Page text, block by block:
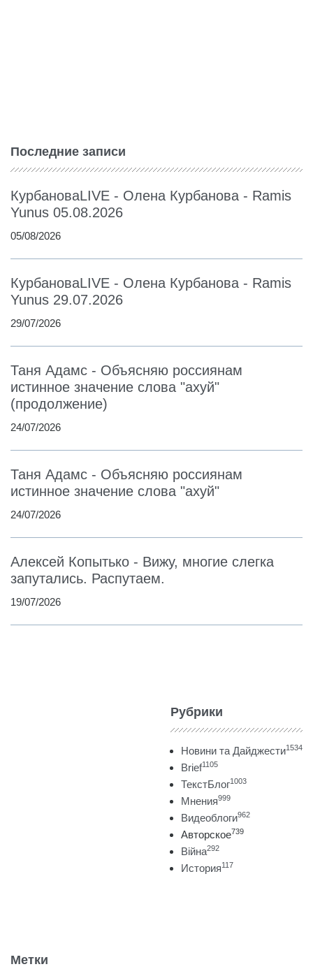
Последние записи
КурбановаLIVE - Олена Курбанова - Ramis
Yunus 05.08.2026
05/08/2026
КурбановаLIVE - Олена Курбанова - Ramis
Yunus 29.07.2026
29/07/2026
Таня Адамс - Объясняю россиянам
истинное значение слова "ахуй"
(продолжение)
24/07/2026
Таня Адамс - Объясняю россиянам
истинное значение слова "ахуй"
24/07/2026
Алексей Копытько - Вижу, многие слегка
запутались. Распутаем.
19/07/2026
Рубрики
Новини та Дайджести1534
Brief1105
ТекстБлог1003
Мнения999
Видеоблоги962
Авторское739
Війна292
История117
Метки